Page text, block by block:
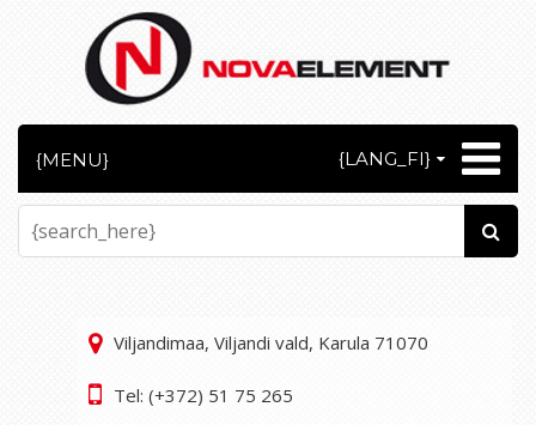
{LANG_FI}
{MENU}
Viljandimaa, Viljandi vald, Karula 71070
Tel: (+372) 51 75 265